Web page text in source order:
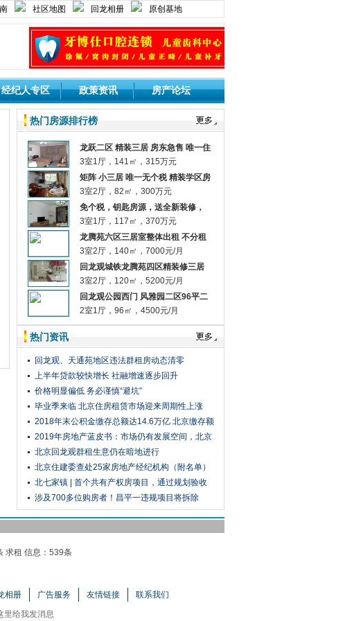
社区地图 回龙相册
原创基地
登录网站
用户注册
经纪人专区 政策资讯 房产论坛
热门房源排行榜
龙跃二区 精装三居 房东急售 唯一住
宅！
3室1厅，141㎡，315万元
矩阵 小三居 唯一无个税 精装学区房
3室2厅，82㎡，300万元
免个税，钥匙房源，送全新装修，
双城铁
3室1厅，117㎡，370万元
龙腾苑六区三居室整体出租 不分租
不合租 （站内短信或邮件联系）
3室2厅，140㎡，7000元/月
回龙观城铁龙腾苑四区精装修三居
家具家电齐全
3室2厅，120㎡，5200元/月
回龙观公园西门 风雅园二区96平二
居 户型 楼层 地段好！个人出租
2室1厅，96㎡，4500元/月
热门资讯
回龙观、天通苑地区违法群租房动态清零
上半年贷款较快增长 社融增速逐步回升
价格明显偏低 务必谨慎“避坑”
毕业季来临 北京住房租赁市场迎来周期性上涨
2018年末公积金缴存总额达14.6万亿 北京缴存额
排前三
2019年房地产蓝皮书：市场仍有发展空间，北京
进入“三稳”趋势
北京回龙观群租生意仍在暗地进行
北京住建委查处25家房地产经纪机构（附名单）
北七家镇 | 首个共有产权房项目，通过规划验收
涉及700多位购房者！昌平一违规项目将拆除
求租 信息：539条
相册 广告服务 友情链接
联系我们